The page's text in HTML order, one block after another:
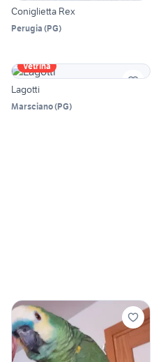
Coniglietta Rex
Perugia (PG)
Vetrina
Lagotti
Marsciano(PG)